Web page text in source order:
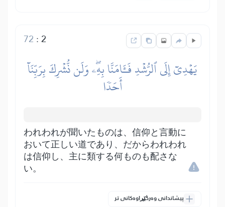
2
:
72
يَهۡدِيٓ إِلَى ٱلرُّشۡدِ فَـَٔامَنَّا بِهِۦۖ وَلَن نُّشۡرِكَ بِرَبِّنَآ
أَحَدٗا
われわれが聞いたものは、信仰と言動に
おいて正しい道であり、だからわれわれ
は信仰し、主に類する何ものも配さな
い。
پیشاندانی وەرگێڕاوەکانی تر